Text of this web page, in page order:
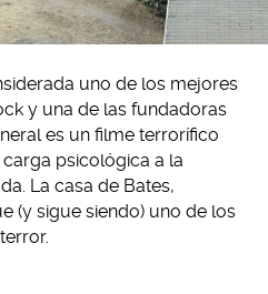
uno de los mejores
y una de las fundadoras
es un filme terrorífico
psicológica a la
La casa de Bates,
(y sigue siendo) uno de los